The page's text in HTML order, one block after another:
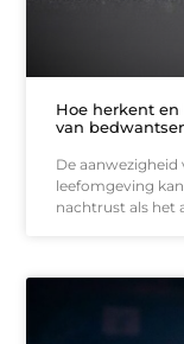
Hoe herkent
van
De
leefomgeving
nachtrust als het